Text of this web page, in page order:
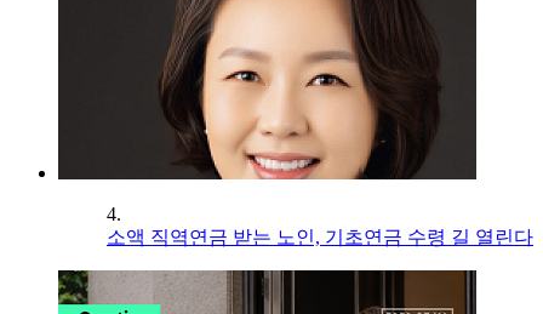
4.
소액 직역연금 받는 노인, 기초연금 수령 길 열린다